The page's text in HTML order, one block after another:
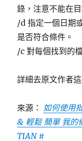
錄，注意不能在
/d 指定一個日期
是否符合條件。
/c 對每個找到的
詳細去原文作者
來源： 如何使用
& 輕鬆 簡單 我
TIAN #